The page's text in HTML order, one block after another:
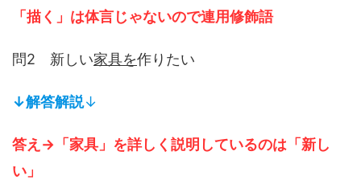
「描く」は体言じゃないので連用修飾語
問2 新しい家具を作りたい
↓解答解説↓
答え→「家具」を詳しく説明しているのは「新し
い」